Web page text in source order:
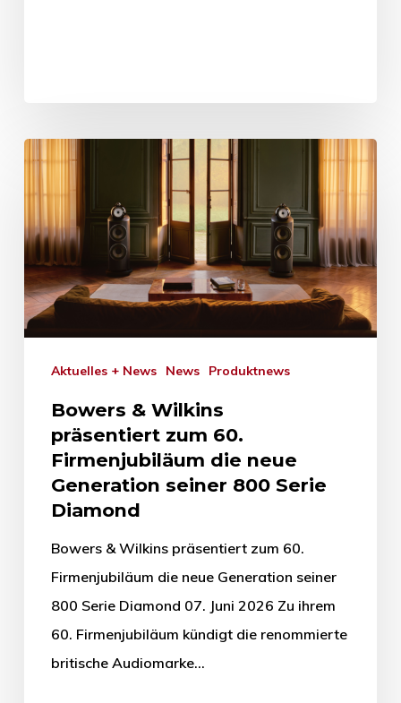
Aktuelles + News News Produktnews
Bowers & Wilkins
präsentiert zum 60.
Firmenjubiläum die neue
Generation seiner 800 Serie
Diamond
Bowers & Wilkins präsentiert zum 60.
Firmenjubiläum die neue Generation seiner
800 Serie Diamond 07. Juni 2026 Zu ihrem
60. Firmenjubiläum kündigt die renommierte
britische Audiomarke…